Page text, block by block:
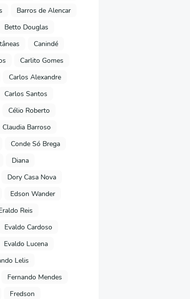
Barros de Alencar
Betto Douglas
Canindé
Carlito Gomes
Carlos Alexandre
Carlos Santos
Célio Roberto
Claudia Barroso
Conde Só Brega
Diana
Dory Casa Nova
Edson Wander
Reis
Evaldo Cardoso
Evaldo Lucena
Lelis
Fernando Mendes
Fredson